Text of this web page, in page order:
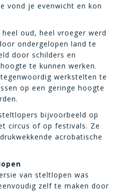
vond je evenwicht en kon
oud, heel vroeger werd
ondergelopen land te
door schilders en
te kunnen werken.
werkstelten te
op een geringe hoogte
bijvoorbeeld op
circus of op festivals. Ze
acrobatische
van steltlopen was
zelf te maken door